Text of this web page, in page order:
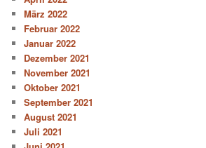
März 2022
Februar 2022
Januar 2022
Dezember 2021
November 2021
Oktober 2021
September 2021
August 2021
Juli 2021